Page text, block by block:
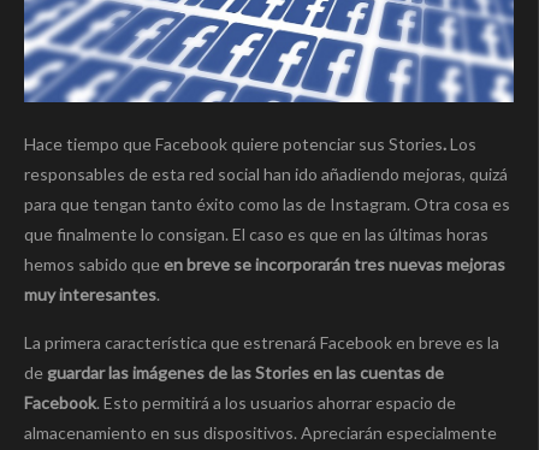
Hace tiempo que Facebook quiere potenciar sus Stories.Los
responsables de esta red social han ido añadiendo mejoras, quizá
para que tengan tanto éxito como las de Instagram. Otra cosa es
que finalmente lo consigan. El caso es que en las últimas horas
hemos sabido queen breve se incorporarán tres nuevas mejoras
muy interesantes.
La primera característica que estrenará Facebook en breve es la
deguardar las imágenes de las Stories en las cuentas de
Facebook. Esto permitirá a los usuarios ahorrar espacio de
almacenamiento en sus dispositivos. Apreciarán especialmente